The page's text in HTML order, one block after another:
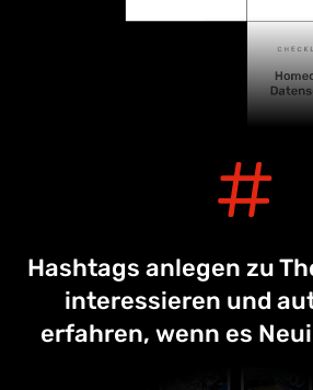
Hashtags anlegen zu
interessieren und
erfahren, wenn es